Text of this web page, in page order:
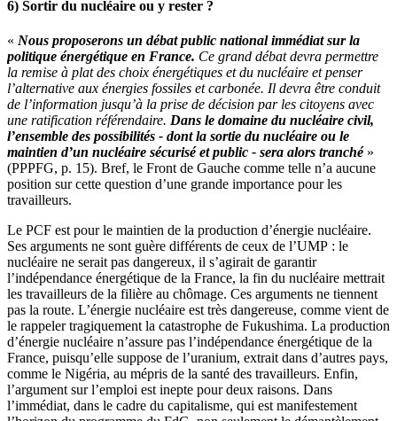
6) Sortir du nucléaire ou y rester ?
« Nous proposerons un débat public national immédiat sur la
politique énergétique en France. Ce grand débat devra permettre
la remise à plat des choix énergétiques et du nucléaire et penser
l’alternative aux énergies fossiles et carbonée. Il devra être conduit
de l’information jusqu’à la prise de décision par les citoyens avec
une ratification référendaire. Dans le domaine du nucléaire civil,
l’ensemble des possibilités - dont la sortie du nucléaire ou le
maintien d’un nucléaire sécurisé et public - sera alors tranché »
(PPPFG, p. 15). Bref, le Front de Gauche comme telle n’a aucune
position sur cette question d’une grande importance pour les
travailleurs.
Le PCF est pour le maintien de la production d’énergie nucléaire.
Ses arguments ne sont guère différents de ceux de l’UMP : le
nucléaire ne serait pas dangereux, il s’agirait de garantir
l’indépendance énergétique de la France, la fin du nucléaire mettrait
les travailleurs de la filière au chômage. Ces arguments ne tiennent
pas la route. L’énergie nucléaire est très dangereuse, comme vient de
le rappeler tragiquement la catastrophe de Fukushima. La production
d’énergie nucléaire n’assure pas l’indépendance énergétique de la
France, puisqu’elle suppose de l’uranium, extrait dans d’autres pays,
comme le Nigéria, au mépris de la santé des travailleurs. Enfin,
l’argument sur l’emploi est inepte pour deux raisons. Dans
l’immédiat, dans le cadre du capitalisme, qui est manifestement